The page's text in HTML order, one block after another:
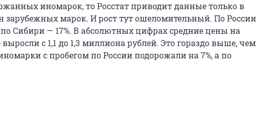
иномарок, то Росстат приводит данные только в
марок. И рост тут ошеломительный. По России
по Сибири — 17%. В абсолютных цифрах средние цены на
с 1,1 до 1,3 миллиона рублей. Это гораздо выше, чем
с пробегом по России подорожали на 7%, а по